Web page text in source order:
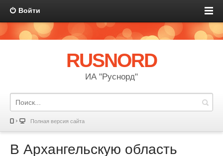
Войти
RUSNORD
ИА "Руснорд"
Полная версия сайта
В Архангельскую область